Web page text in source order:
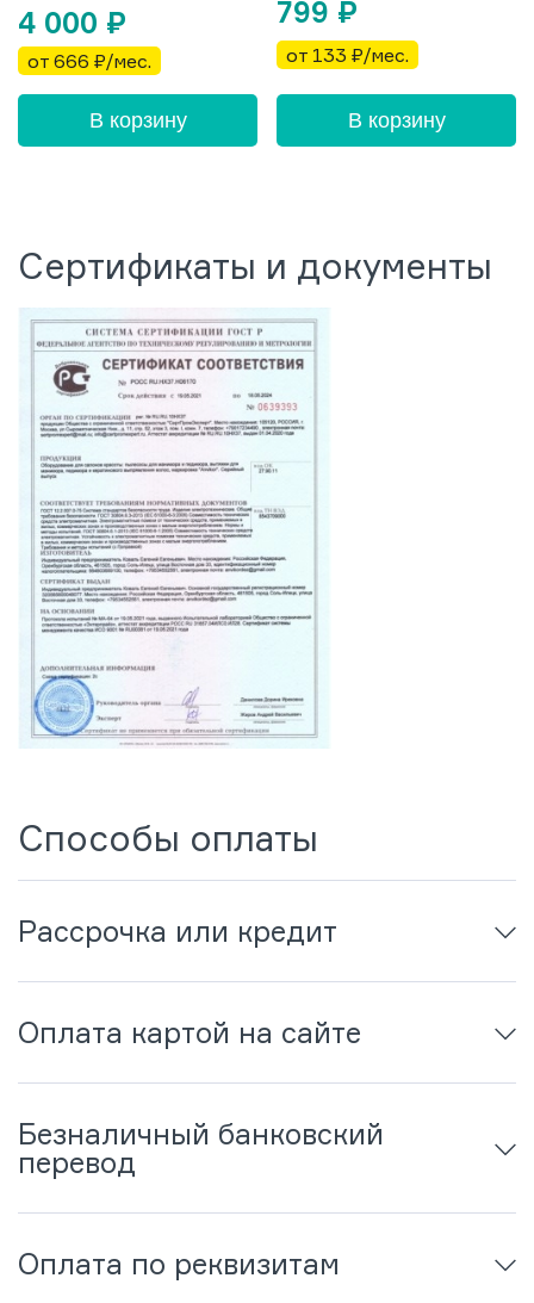
4 000 ₽
от 666 ₽/мес.
В корзину
799 ₽
от 133 ₽/мес.
В корзину
Сертификаты и документы
Способы оплаты
Рассрочка или кредит
Оплата картой на сайте
Безналичный банковский
перевод
Оплата по реквизитам